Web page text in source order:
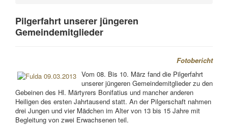
Pilgerfahrt unserer jüngeren
Gemeindemitglieder
Fotobericht
Vom 08. Bis 10. März fand die Pilgerfahrt
unserer jüngeren Gemeindemitglieder zu den
Gebeinen des Hl. Märtyrers Bonifatius und mancher anderen
Heiligen des ersten Jahrtausend statt. An der Pilgerschaft nahmen
drei Jungen und vier Mädchen im Alter von 13 bis 15 Jahre mit
Begleitung von zwei Erwachsenen teil.